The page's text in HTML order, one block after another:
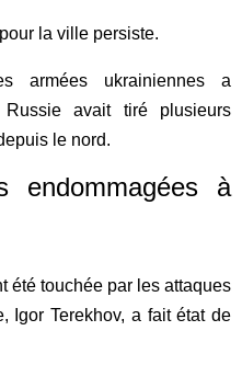
la ville persiste.
armées ukrainiennes a
avait tiré plusieurs
le nord.
endommagées à
été touchée par les attaques
Igor Terekhov, a fait état de